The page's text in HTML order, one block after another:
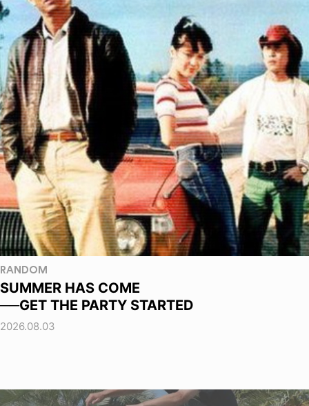
RANDOM
SUMMER HAS COME
──GET THE PARTY STARTED
2026.08.03